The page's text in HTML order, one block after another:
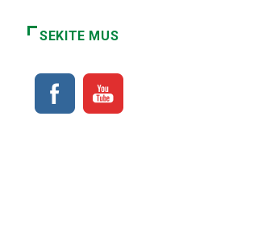
SEKITE MUS